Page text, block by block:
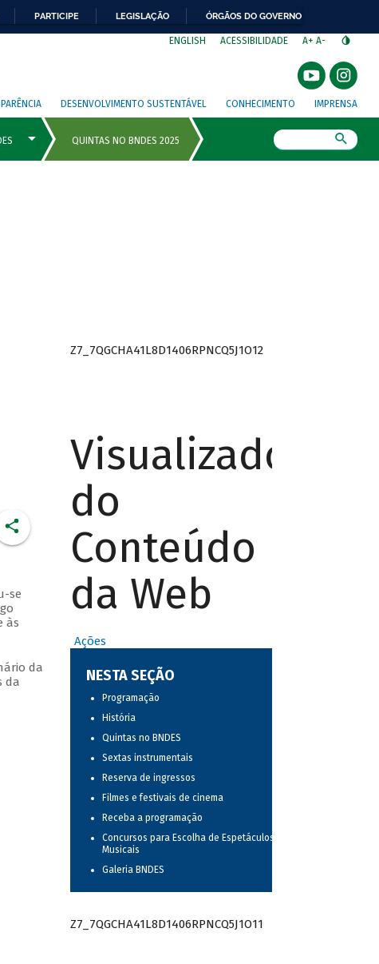
PARTICIPE LEGISLAÇÃO ÓRGÃOS DO GOVERNO
ENGLISH ACESSIBILIDADE A+ A-
DESENVOLVIMENTO SUSTENTÁVEL CONHECIMENTO IMPRENSA
se
às
da
da
Z7_7QGCHA41L8D1406RPNCQ5J1O12
Visualizador
do
Conteúdo
da Web
Ações
NESTA SEÇÃO
Programação
História
Quintas no BNDES
Sextas instrumentais
Reserva de ingressos
Filmes e festivais de cinema
Receba a programação
Concursos para Escolha de Espetáculos
Musicais
Galeria BNDES
Z7_7QGCHA41L8D1406RPNCQ5J1O11